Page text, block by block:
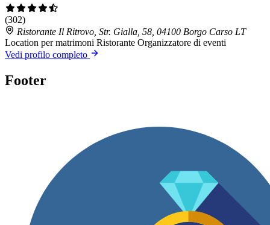
(302)
Ristorante Il Ritrovo, Str. Gialla, 58, 04100 Borgo Carso LT
Location per matrimoni Ristorante Organizzatore di eventi
Vedi profilo completo
Footer